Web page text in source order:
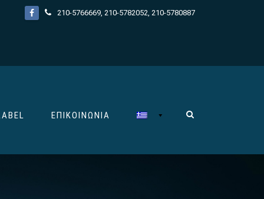
210-5766669, 210-5782052, 210-5780887
ΕΠΙΚΟΙΝΩΝΊΑ